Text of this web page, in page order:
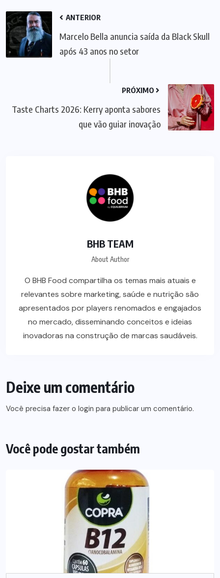
ANTERIOR
Marcelo Bella anuncia saída da Black Skull
após 43 anos no setor
PRÓXIMO
Taste Charts 2026: Kerry aponta sabores
que vão guiar inovação
BHB TEAM
About Author
O BHB Food compartilha os temas mais atuais e
relevantes sobre marketing, saúde e nutrição são
apresentados por players renomados e engajados
no mercado, disseminando conceitos e ideias
inovadoras na construção de marcas saudáveis.
Deixe um comentário
Você precisa fazer o login para publicar um comentário.
Você pode gostar também